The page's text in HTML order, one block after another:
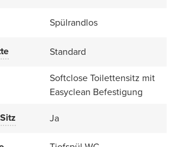
Spülrandlos
Standard
Softclose Toilettensitz mit
Easyclean Befestigung
Ja